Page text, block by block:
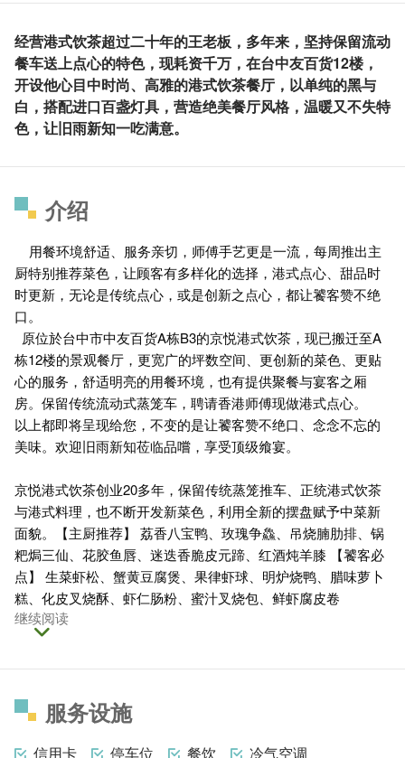
经营港式饮茶超过二十年的王老板，多年来，坚持保留流动
餐车送上点心的特色，现耗资千万，在台中友百货12楼，
开设他心目中时尚、高雅的港式饮茶餐厅，以单纯的黑与
白，搭配进口百盏灯具，营造绝美餐厅风格，温暖又不失特
色，让旧雨新知一吃满意。
介绍
用餐环境舒适、服务亲切，师傅手艺更是一流，每周推出主
厨特别推荐菜色，让顾客有多样化的选择，港式点心、甜品时
时更新，无论是传统点心，或是创新之点心，都让饕客赞不绝
口。
原位於台中市中友百货A栋B3的京悦港式饮茶，现已搬迁至A
栋12楼的景观餐厅，更宽广的坪数空间、更创新的菜色、更贴
心的服务，舒适明亮的用餐环境，也有提供聚餐与宴客之厢
房。保留传统流动式蒸笼车，聘请香港师傅现做港式点心。
以上都即将呈现给您，不变的是让饕客赞不绝口、念念不忘的
美味。欢迎旧雨新知莅临品嚐，享受顶级飨宴。
京悦港式饮茶创业20多年，保留传统蒸笼推车、正统港式饮茶
与港式料理，也不断开发新菜色，利用全新的摆盘赋予中菜新
面貌。【主厨推荐】 荔香八宝鸭、玫瑰争鱻、吊烧腩肋排、锅
粑焗三仙、花胶鱼唇、迷迭香脆皮元蹄、红酒炖羊膝 【饕客必
点】 生菜虾松、蟹黄豆腐煲、果律虾球、明炉烧鸭、腊味萝卜
糕、化皮叉烧酥、虾仁肠粉、蜜汁叉烧包、鲜虾腐皮卷
继续阅读
服务设施
信用卡 停车位 餐饮 冷气空调